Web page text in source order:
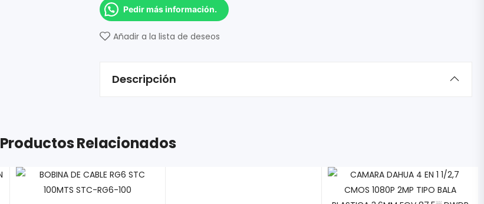
Pedir más información.
Añadir a la lista de deseos
Descripción
Productos Relacionados